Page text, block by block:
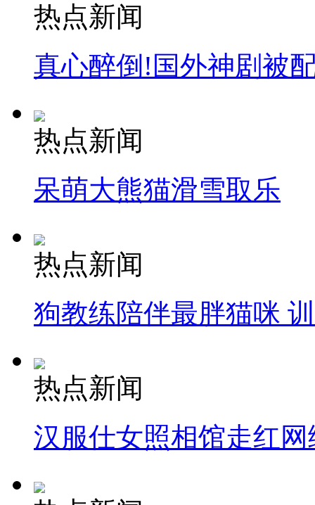
热点新闻
真心醉倒!国外神剧被
热点新闻
呆萌大熊猫滑雪取乐
热点新闻
狗教练陪伴最胖猫咪
热点新闻
汉服仕女照相馆走红网